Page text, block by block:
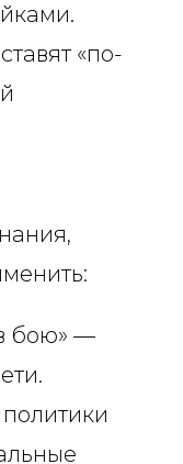
«по-
бою» —